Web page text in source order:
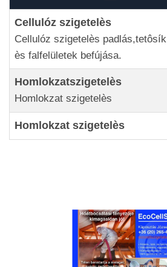
Cellulóz szigetelès
Cellulóz szigetelès padlás,tetôsík
ès falfelületek befújása.
Homlokzatszigetelès
Homlokzat szigetelès
Homlokzat szigetelès